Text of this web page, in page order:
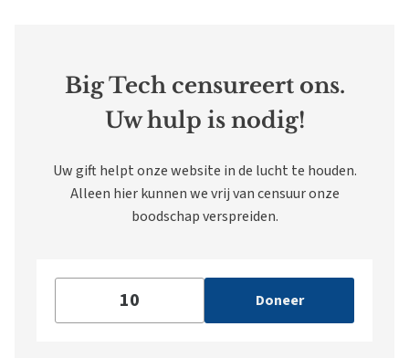
Big Tech censureert ons.
Uw hulp is nodig!
Uw gift helpt onze website in de lucht te houden.
Alleen hier kunnen we vrij van censuur onze
boodschap verspreiden.
Doneer